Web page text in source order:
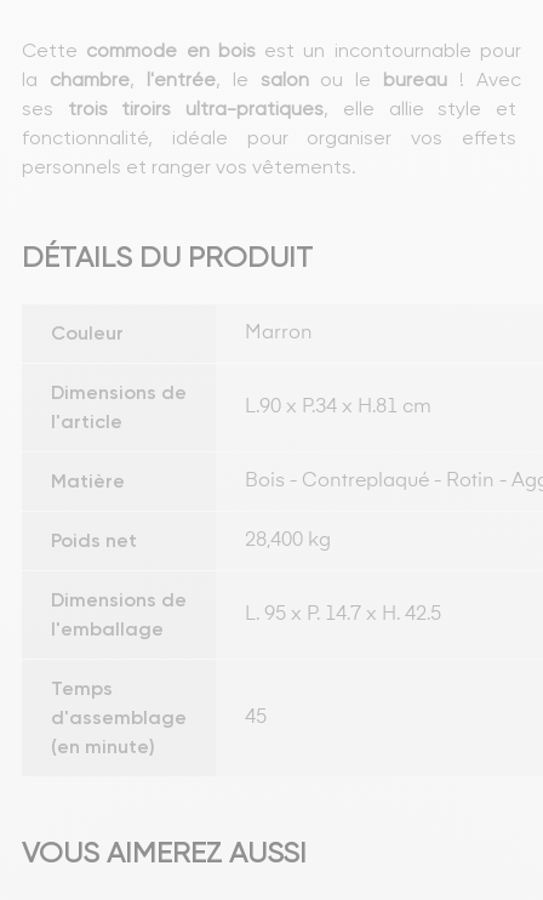
Cette commode en bois est un incontournable pour
la chambre, l'entrée, le salon ou le bureau ! Avec
ses trois tiroirs ultra-pratiques, elle allie style et
fonctionnalité, idéale pour organiser vos effets
personnels et ranger vos vêtements.
DÉTAILS DU PRODUIT
Couleur Marron
Dimensions de
l'article
L.90 x P.34 x H.81 cm
Matière Bois - Contreplaqué - Rotin -
Poids net 28,400 kg
Dimensions de
l'emballage
L. 95 x P. 14.7 x H. 42.5
Temps
d'assemblage
(en minute)
45
VOUS AIMEREZ AUSSI